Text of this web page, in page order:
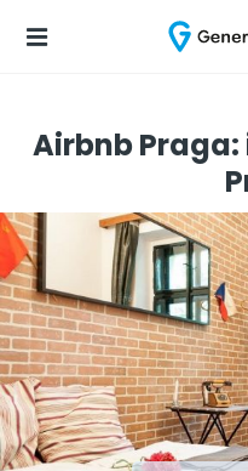
Airbnb